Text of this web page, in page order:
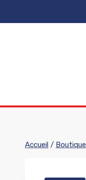
Accueil / Boutique